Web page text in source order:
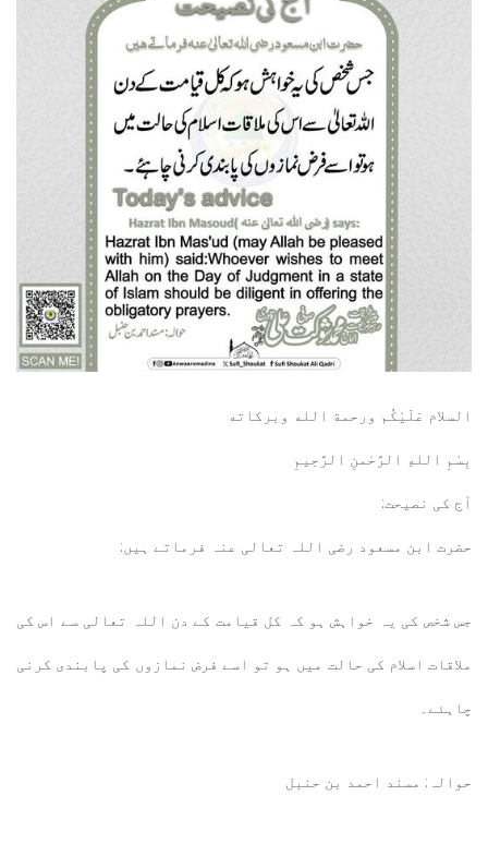
السلام عَلَيْكُم ورحمة الله وبركاته
بِسْمِ اللهِ الرَّحْمنِ الرَّحِيمِ
آج کی نصیحت:
حضرت ابن مسعود رضی اللہ تعالی عنہ فرماتے ہیں:
جس شخص کی یہ خواہش ہو کہ کل قیامت کے دن اللہ تعالی سے اس کی
ملاقات اسلام کی حالت میں ہو تو اسے فرض نمازوں کی پابندی کرنی
چاہئے۔
حوالہ: مسند احمد بن حنبل